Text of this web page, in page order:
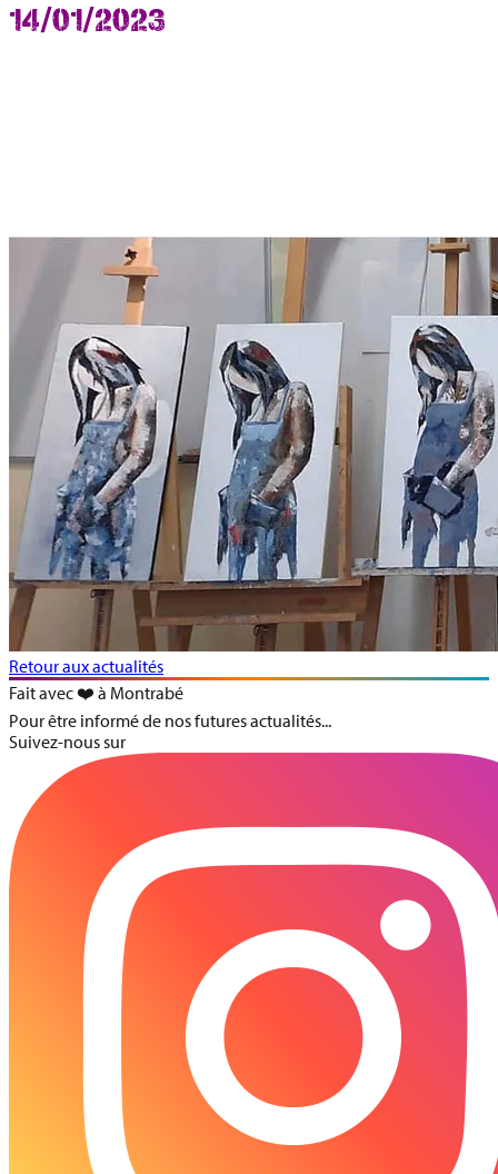
14/01/2023
Retour aux actualités
Fait avec ❤️ à Montrabé
Pour être informé de nos futures actualités...
Suivez-nous sur